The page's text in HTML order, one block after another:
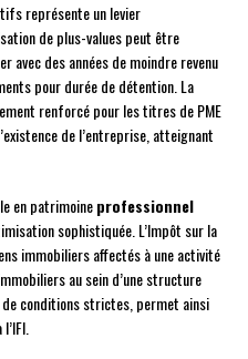
représente un levier
de plus-values peut être
des années de moindre revenu
pour durée de détention. La
renforcé pour les titres de PME
de l’entreprise, atteignant
en patrimoineprofessionnel
sophistiquée. L’Impôt sur la
immobiliers affectés à une activité
au sein d’une structure
conditions strictes, permet ainsi